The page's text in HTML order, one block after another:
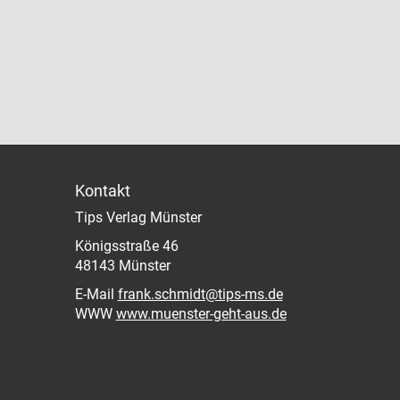
Kontakt
Tips Verlag Münster
Königsstraße 46
48143 Münster
E-Mail frank.schmidt@tips-ms.de
WWW www.muenster-geht-aus.de